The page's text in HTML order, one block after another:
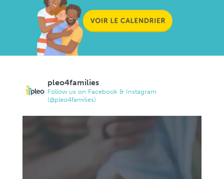
pleo4families
Follow us on Facebook & Instagram
(@pleo4families)